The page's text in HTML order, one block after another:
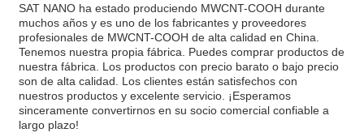
SAT NANO ha estado produciendo MWCNT-COOH durante
muchos años y es uno de los fabricantes y proveedores
profesionales de MWCNT-COOH de alta calidad en China.
Tenemos nuestra propia fábrica. Puedes comprar productos de
nuestra fábrica. Los productos con precio barato o bajo precio
son de alta calidad. Los clientes están satisfechos con
nuestros productos y excelente servicio. ¡Esperamos
sinceramente convertirnos en su socio comercial confiable a
largo plazo!